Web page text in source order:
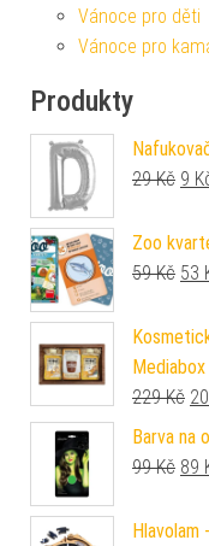
Vánoce pro děti
Vánoce pro
Produkty
29Kč 9
Zoo
59Kč 53
Mediabox
229Kč
Barva na
99Kč 89
Hlavolam